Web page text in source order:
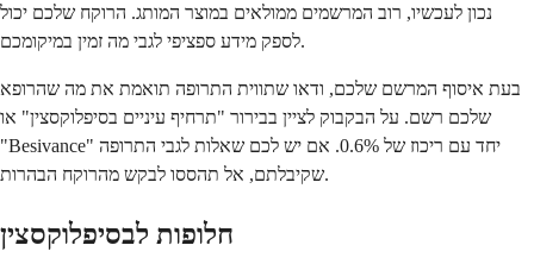
נכון לעכשיו, רוב המרשמים ממולאים במוצר המותג. הרוקח שלכם יכול
לספק מידע ספציפי לגבי מה זמין במיקומכם.
בעת איסוף המרשם שלכם, ודאו שתווית התרופה תואמת את מה שהרופא
שלכם רשם. על הבקבוק לציין בבירור "תרחיף עיניים בסיפלוקסצין" או
"Besivance" יחד עם ריכוז של 0.6%. אם יש לכם שאלות לגבי התרופה
שקיבלתם, אל תהססו לבקש מהרוקח הבהרות.
חלופות לבסיפלוקסצין